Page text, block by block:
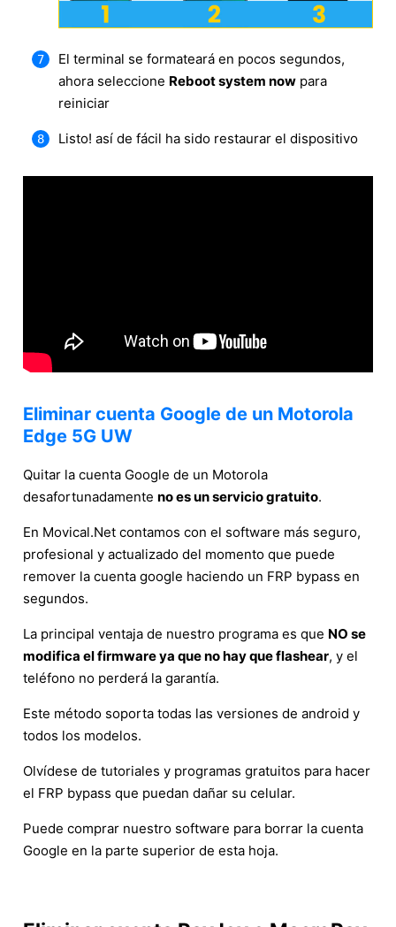
El terminal se formateará en pocos segundos,
ahora seleccione Reboot system now para
reiniciar
Listo! así de fácil ha sido restaurar el dispositivo
Eliminar cuenta Google de un Motorola
Edge 5G UW
Quitar la cuenta Google de un Motorola
desafortunadamente no es un servicio gratuito.
En Movical.Net contamos con el software más seguro,
profesional y actualizado del momento que puede
remover la cuenta google haciendo un FRP bypass en
segundos.
La principal ventaja de nuestro programa es que NO se
modifica el firmware ya que no hay que flashear, y el
teléfono no perderá la garantía.
Este método soporta todas las versiones de android y
todos los modelos.
Olvídese de tutoriales y programas gratuitos para hacer
el FRP bypass que puedan dañar su celular.
Puede comprar nuestro software para borrar la cuenta
Google en la parte superior de esta hoja.